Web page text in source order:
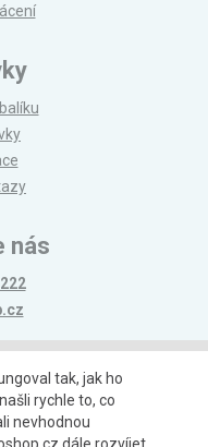
nás
tak, jak ho
rychle to, co
nevhodnou